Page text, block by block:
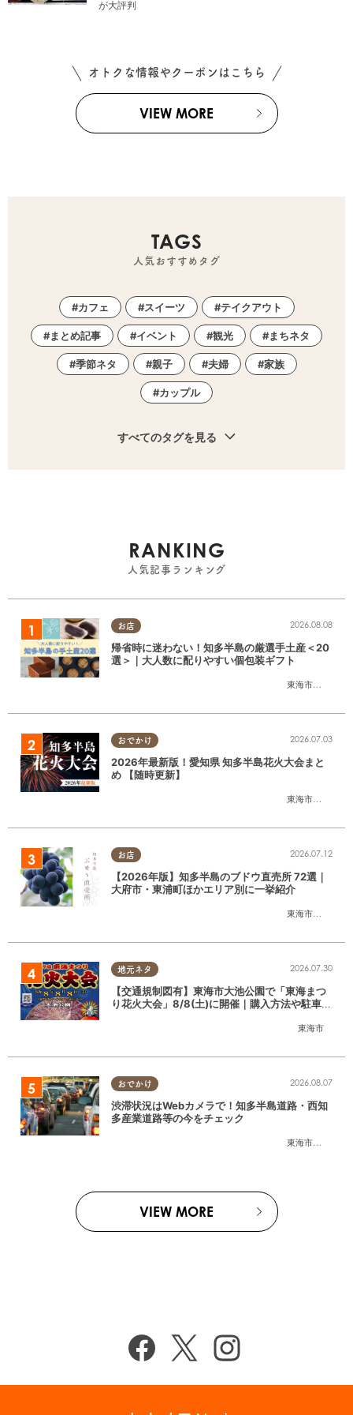
が大評判
オトクな情報やクーポンはこちら
VIEW MORE
TAGS
人気おすすめタグ
カフェ スイーツ テイクアウト
まとめ記事 イベント 観光 まちネタ
季節ネタ 親子 夫婦 家族
カップル
すべてのタグを見る
RANKING
人気記事ランキング
お店
東海市大府市
2026.08.08
帰省時に迷わない！知多半島の厳選手土産＜20
選＞｜大人数に配りやすい個包装ギフト
おでかけ
東海市大府市
2026.07.03
2026年最新版！愛知県 知多半島花火大会まと
め 【随時更新】
お店
東海市大府市
2026.07.12
【2026年版】知多半島のブドウ直売所 72選｜
大府市・東浦町ほかエリア別に一挙紹介
地元ネタ
東海市
2026.07.30
【交通規制図有】東海市大池公園で「東海まつ
り花火大会」8/8(土)に開催｜購入方法や駐車場
おでかけ
東海市大府市
2026.08.07
渋滞状況はWebカメラで！知多半島道路・西知
多産業道路等の今をチェック
VIEW MORE